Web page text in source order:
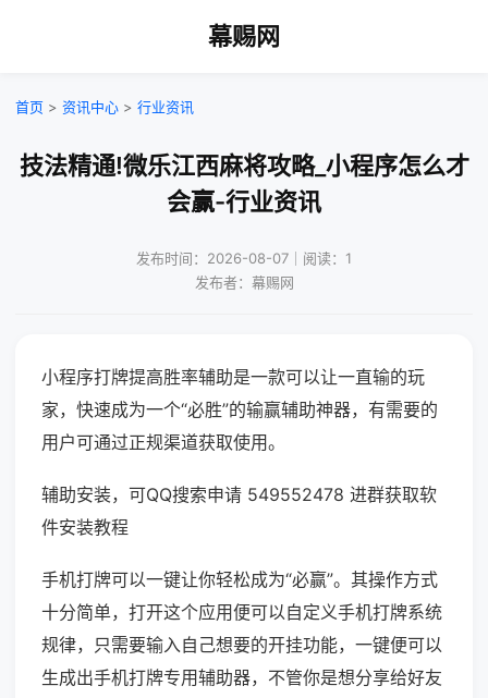
幕赐网
首页 > 资讯中心 > 行业资讯
技法精通!微乐江西麻将攻略_小程序怎么才
会赢-行业资讯
发布时间：2026-08-07｜阅读：1
发布者：幕赐网
小程序打牌提高胜率辅助是一款可以让一直输的玩
家，快速成为一个“必胜”的输赢辅助神器，有需要的
用户可通过正规渠道获取使用。
辅助安装，可QQ搜索申请 549552478 进群获取软
件安装教程
手机打牌可以一键让你轻松成为“必赢”。其操作方式
十分简单，打开这个应用便可以自定义手机打牌系统
规律，只需要输入自己想要的开挂功能，一键便可以
生成出手机打牌专用辅助器，不管你是想分享给好友